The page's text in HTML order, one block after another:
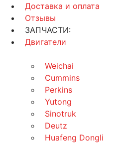
Доставка и оплата
Отзывы
ЗАПЧАСТИ:
Двигатели
Weichai
Cummins
Perkins
Yutong
Sinotruk
Deutz
Huafeng Dongli